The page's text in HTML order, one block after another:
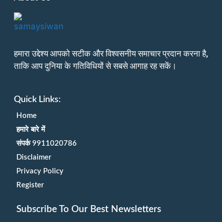
हमारा उद्देश्य आपको सटीक और विश्वसनीय समाचार प्रदान करना है,
ताकि आप दुनिया के गतिविधियों से सबसे आगाह रह सकें।
Quick Links:
Home
हमारे बारे में
संपर्क 9911020786
Disclaimer
Privacy Policy
Register
Subscribe To Our Best Newsletters